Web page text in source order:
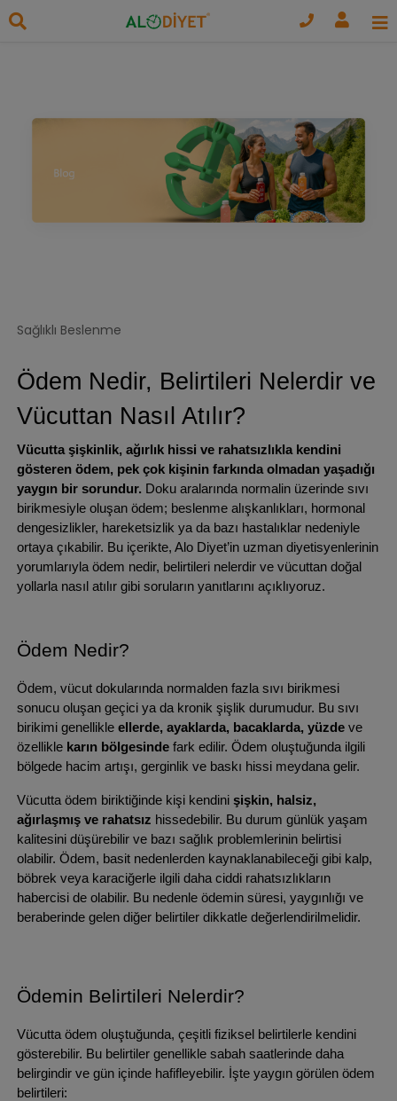
Sağlıklı Beslenme
Ödem Nedir, Belirtileri Nelerdir ve
Vücuttan Nasıl Atılır?
Vücutta şişkinlik, ağırlık hissi ve rahatsızlıkla kendini
gösteren ödem, pek çok kişinin farkında olmadan yaşadığı
yaygın bir sorundur. Doku aralarında normalin üzerinde sıvı
birikmesiyle oluşan ödem; beslenme alışkanlıkları, hormonal
dengesizlikler, hareketsizlik ya da bazı hastalıklar nedeniyle
ortaya çıkabilir. Bu içerikte, Alo Diyet’in uzman diyetisyenlerinin
yorumlarıyla ödem nedir, belirtileri nelerdir ve vücuttan doğal
yollarla nasıl atılır gibi soruların yanıtlarını açıklıyoruz.
Ödem Nedir?
Ödem, vücut dokularında normalden fazla sıvı birikmesi
sonucu oluşan geçici ya da kronik şişlik durumudur. Bu sıvı
birikimi genellikle ellerde, ayaklarda, bacaklarda, yüzde ve
özellikle karın bölgesinde fark edilir. Ödem oluştuğunda ilgili
bölgede hacim artışı, gerginlik ve baskı hissi meydana gelir.
Vücutta ödem biriktiğinde kişi kendini şişkin, halsiz,
ağırlaşmış ve rahatsız hissedebilir. Bu durum günlük yaşam
kalitesini düşürebilir ve bazı sağlık problemlerinin belirtisi
olabilir. Ödem, basit nedenlerden kaynaklanabileceği gibi kalp,
böbrek veya karaciğerle ilgili daha ciddi rahatsızlıkların
habercisi de olabilir. Bu nedenle ödemin süresi, yaygınlığı ve
beraberinde gelen diğer belirtiler dikkatle değerlendirilmelidir.
Ödemin Belirtileri Nelerdir?
Vücutta ödem oluştuğunda, çeşitli fiziksel belirtilerle kendini
gösterebilir. Bu belirtiler genellikle sabah saatlerinde daha
belirgindir ve gün içinde hafifleyebilir. İşte yaygın görülen ödem
belirtileri: